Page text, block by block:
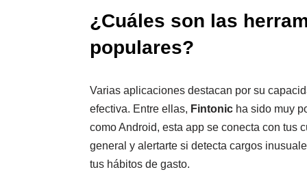
¿Cuáles son las
populares?
Varias aplicaciones destacan por su
efectiva. Entre ellas, Fintonic ha sido muy
como Android, esta app se conecta con tus
general y alertarte si detecta cargos
tus hábitos de gasto.